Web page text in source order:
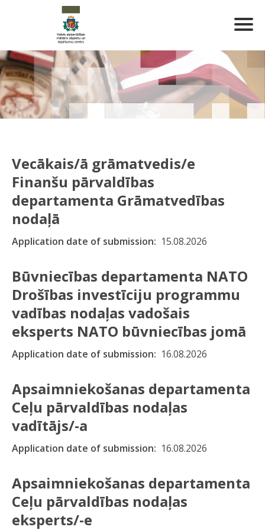
Vecākais/ā grāmatvedis/e
Finanšu pārvaldības
departamenta Grāmatvedības
nodaļā
Application date of submission 15.08.2026
Būvniecības departamenta NATO
Drošības investīciju programmu
vadības nodaļas vadošais
eksperts NATO būvniecības jomā
Application date of submission 16.08.2026
Apsaimniekošanas departamenta
Ceļu pārvaldības nodaļas
vadītājs/-a
Application date of submission 16.08.2026
Apsaimniekošanas departamenta
Ceļu pārvaldības nodaļas
eksperts/-e